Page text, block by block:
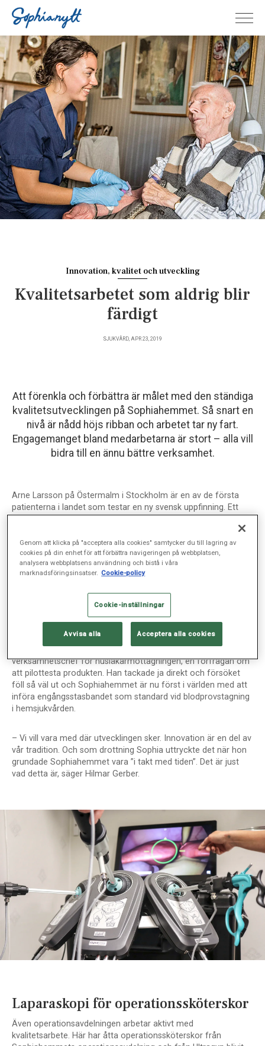
Innovation, kvalitet och utveckling
Kvalitetsarbetet som aldrig blir
färdigt
SJUKVÅRD, APR 23, 2019
Att förenkla och förbättra är målet med den ständiga
kvalitetsutvecklingen på Sophiahemmet. Så snart en
nivå är nådd höjs ribban och arbetet tar ny fart.
Engagemanget bland medarbetarna är stort – alla vill
bidra till en ännu bättre verksamhet.
Arne Larsson på Östermalm i Stockholm är en av de första
patienterna i landet som testar en ny svensk uppfinning. Ett
det rätt blodfyllnad i ådran som används för provtagning. På
så sätt minskar risken att någon måste stickas flera gånger.
– Ingreppet gör mindre ont och det är bra att sköterskan
får sitt blodprov taget av Clara Zörberl, sjuksköterska på
Husläkarmottagningen Sophiahemmet.
Stasbandet är ett konkret exempel på hur Sophiahemmet
arbetar med kvalitetsförbättring. I våras fick Hilmar Gerber,
verksamhetschef för husläkarmottagningen, en förfrågan om
att pilottesta produkten. Han tackade ja direkt och försöket
föll så väl ut och Sophiahemmet är nu först i världen med att
införa engångsstasbandet som standard vid blodprovstagning
i hemsjukvården.
– Vi vill vara med där utvecklingen sker. Innovation är en del av
vår tradition. Och som drottning Sophia uttryckte det när hon
grundade Sophiahemmet vara ”i takt med tiden”. Det är just
vad detta är, säger Hilmar Gerber.
Laparaskopi för operationssköterskor
Även operationsavdelningen arbetar aktivt med
kvalitetsarbete. Här har åtta operationssköterskor från
Genom att klicka på "acceptera alla cookies" samtycker du till lagring av
cookies på din enhet för att förbättra navigeringen på webbplatsen,
analysera webbplatsens användning och bistå i våra
marknadsföringsinsatser. Cookie-policy
Cookie-inställningar
Avvisa alla Acceptera alla cookies